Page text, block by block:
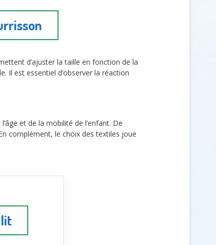
d’ajuster la taille en fonction de la
Il est essentiel d’observer la réaction
et de la mobilité de l’enfant. De
complément, le choix des textiles joue